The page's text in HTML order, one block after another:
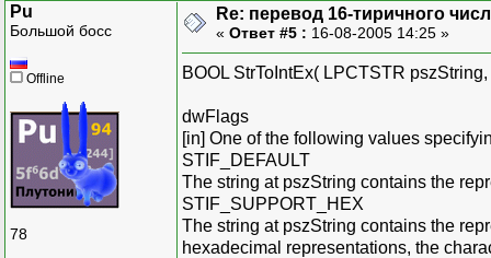
Pu
Большой босс
Offline
78
Re: перевод 16-тиричного
« Ответ #5 : 16-08-2005 14:25 »
BOOL StrToIntEx( LPCTSTR
dwFlags
[in] One of the following values
STIF_DEFAULT
The string at pszString contains the
STIF_SUPPORT_HEX
The string at pszString contains the
hexadecimal representations, the